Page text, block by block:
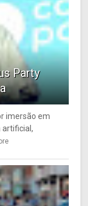
Party
imersão em
artificial,